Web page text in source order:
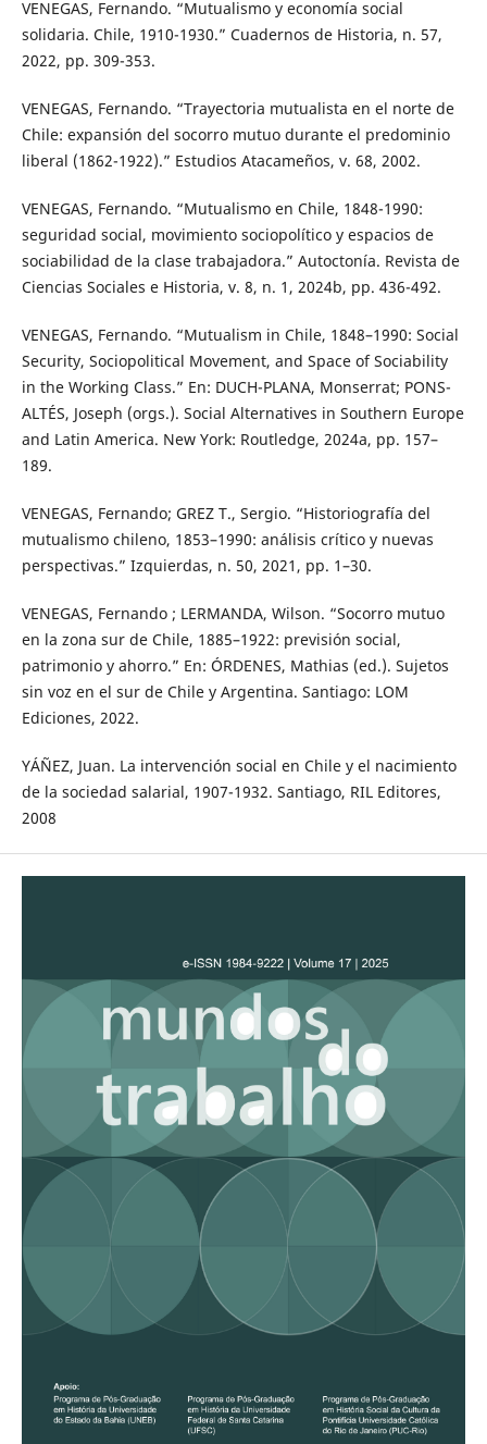
VENEGAS, Fernando. “Mutualismo y economía social
solidaria. Chile, 1910-1930.” Cuadernos de Historia, n. 57,
2022, pp. 309-353.
VENEGAS, Fernando. “Trayectoria mutualista en el norte de
Chile: expansión del socorro mutuo durante el predominio
liberal (1862-1922).” Estudios Atacameños, v. 68, 2002.
VENEGAS, Fernando. “Mutualismo en Chile, 1848-1990:
seguridad social, movimiento sociopolítico y espacios de
sociabilidad de la clase trabajadora.” Autoctonía. Revista de
Ciencias Sociales e Historia, v. 8, n. 1, 2024b, pp. 436-492.
VENEGAS, Fernando. “Mutualism in Chile, 1848–1990: Social
Security, Sociopolitical Movement, and Space of Sociability
in the Working Class.” En: DUCH-PLANA, Monserrat; PONS-
ALTÉS, Joseph (orgs.). Social Alternatives in Southern Europe
and Latin America. New York: Routledge, 2024a, pp. 157–
189.
VENEGAS, Fernando; GREZ T., Sergio. “Historiografía del
mutualismo chileno, 1853–1990: análisis crítico y nuevas
perspectivas.” Izquierdas, n. 50, 2021, pp. 1–30.
VENEGAS, Fernando ; LERMANDA, Wilson. “Socorro mutuo
en la zona sur de Chile, 1885–1922: previsión social,
patrimonio y ahorro.” En: ÓRDENES, Mathias (ed.). Sujetos
sin voz en el sur de Chile y Argentina. Santiago: LOM
Ediciones, 2022.
YÁÑEZ, Juan. La intervención social en Chile y el nacimiento
de la sociedad salarial, 1907-1932. Santiago, RIL Editores,
2008